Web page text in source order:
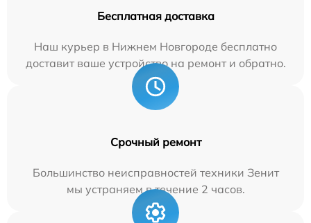
Бесплатная доставка
Наш курьер в Нижнем Новгороде бесплатно
доставит ваше устройство на ремонт и обратно.
Срочный ремонт
Большинство неисправностей техники Зенит
мы устраняем в течение 2 часов.